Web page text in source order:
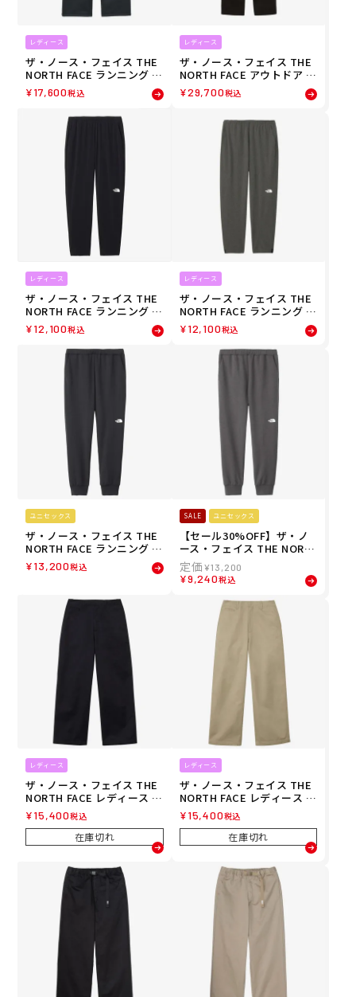
レディース
ザ・ノース・フェイス THE
NORTH FACE ランニング ト
レーニング ウェア ボトムス
ロング パンツ 長ズボン テッ
ク エアー スウェット パンツ
TECH AIR SWEAT PT NBW
62581-K レディース 女性 25
FW 秋冬
¥17,600税込
レディース
ザ・ノース・フェイス THE
NORTH FACE アウトドア カ
ジュアル ウェア レインパン
ツ マウンテン ラウンダー パ
PANT NPW12504-K レディ
ース 女性 25SS 春夏
¥29,700税込
レディース
ザ・ノース・フェイス THE
NORTH FACE ランニング ト
レーニング ウェア ボトムス
ロング パンツ 長ズボン フレ
キシブル ロング パンツ FLE
XIBLE LONG PANT NBW12
582-K レディース 女性 26F
¥12,100税込
レディース
ザ・ノース・フェイス THE
NORTH FACE ランニング ト
レーニング ウェア ボトムス
ロング パンツ 長ズボン フレ
キシブル ロング パンツ FLE
XIBLE LONG PANT NBW12
582-ZC レディース 女性 26
¥12,100税込
ユニセックス
ザ・ノース・フェイス THE
NORTH FACE ランニング ト
レーニング ウェア ボトムス
ロング パンツ 長ズボン モー
TION JOGGER PANT NB12
595-K メンズ レディース ユ
ニセックス 26FW
¥13,200税込
SALE ユニセックス
【セール30%OFF】ザ・ノ
ース・フェイス THE NORT
H FACE ランニング トレー
ニング ウェア ボトムス ロン
グ パンツ 長ズボン モーショ
ン ジョガー パンツ MOTIO
N JOGGER PANT NB12595-
GG メンズ レディース ユニ
セックス 25FW 秋冬
¥13,200
¥9,240税込
レディース
ザ・ノース・フェイス THE
NORTH FACE レディース フ
ラッシュドライチノパンツ
ロングパンツ NBW82630-K
26FW 秋冬
¥15,400税込
在庫切れ
レディース
ザ・ノース・フェイス THE
NORTH FACE レディース フ
ラッシュドライチノパンツ
ロングパンツ NBW82630-C
K 26FW 秋冬
¥15,400税込
在庫切れ